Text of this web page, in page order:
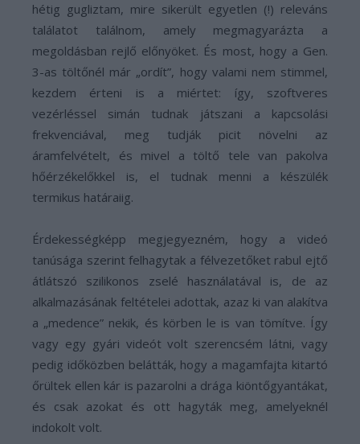
hétig gugliztam, mire sikerült egyetlen (!) releváns
találatot találnom, amely megmagyarázta a
megoldásban rejlő előnyöket. És most, hogy a Gen.
3-as töltőnél már „ordít”, hogy valami nem stimmel,
kezdem érteni is a miértet: így, szoftveres
vezérléssel simán tudnak játszani a kapcsolási
frekvenciával, meg tudják picit növelni az
áramfelvételt, és mivel a töltő tele van pakolva
hőérzékelőkkel is, el tudnak menni a készülék
termikus határaiig.
Érdekességképp megjegyezném, hogy a videó
tanúsága szerint felhagytak a félvezetőket rabul ejtő
átlátszó szilikonos zselé használatával is, de az
alkalmazásának feltételei adottak, azaz ki van alakítva
a „medence” nekik, és körben le is van tömítve. Így
vagy egy gyári videót volt szerencsém látni, vagy
pedig időközben belátták, hogy a magamfajta kitartó
őrültek ellen kár is pazarolni a drága kiöntőgyantákat,
és csak azokat és ott hagyták meg, amelyeknél
indokolt volt.